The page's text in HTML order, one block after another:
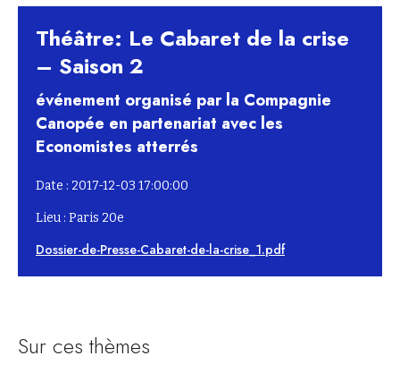
Théâtre: Le Cabaret de la crise
– Saison 2
événement organisé par la Compagnie
Canopée en partenariat avec les
Economistes atterrés
Date : 2017-12-03 17:00:00
Lieu : Paris 20e
Dossier-de-Presse-Cabaret-de-la-crise_1.pdf
Sur ces thèmes